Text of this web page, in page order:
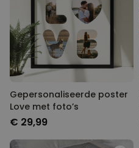
Gepersonaliseerde poster
Love met foto’s
€ 29,99